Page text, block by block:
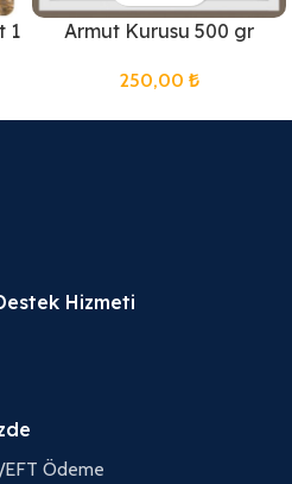
1
Armut Kurusu 500 gr
250,00 ₺
Hizmeti
EFT Ödeme